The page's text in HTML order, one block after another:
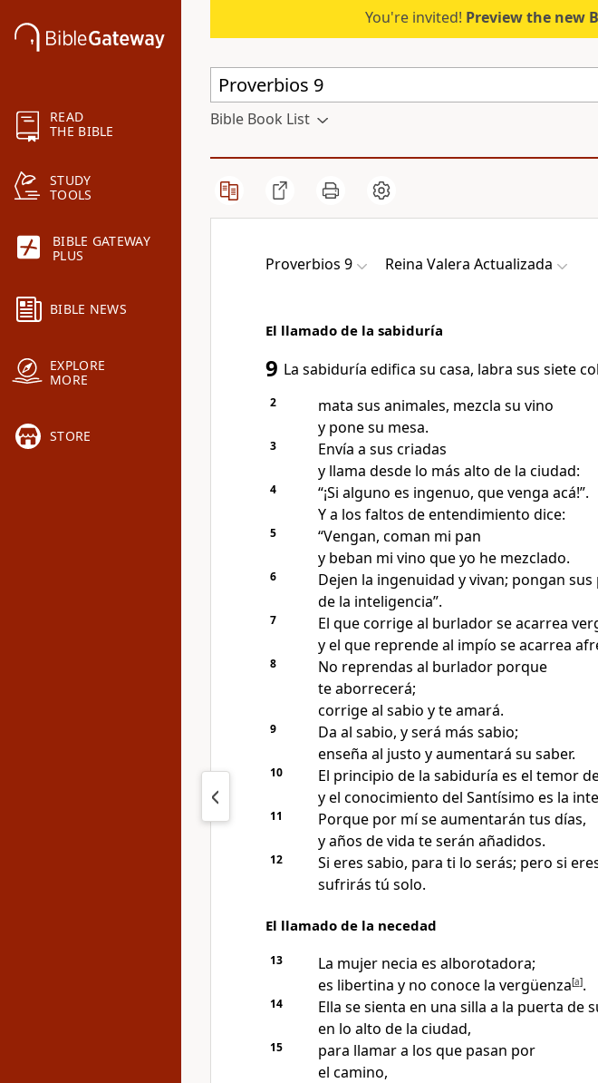
READ
THE BIBLE
STUDY
TOOLS
BIBLE GATEWAY
PLUS
BIBLE NEWS
EXPLORE
MORE
STORE
You're invited! Preview the new
Bible Book List
Proverbios 9 Reina Valera Actualizada
El llamado de la sabiduría
9 La sabiduría edifica su casa, labra sus siete
2
mata sus animales, mezcla su vino
y pone su mesa.
3
Envía a sus criadas
y llama desde lo más alto de la ciudad:
4
“¡Si alguno es ingenuo, que venga acá!”.
Y a los faltos de entendimiento dice:
5
“Vengan, coman mi pan
y beban mi vino que yo he mezclado.
6
Dejen la ingenuidad y vivan; pongan sus
de la inteligencia”.
7
El que corrige al burlador se acarrea
y el que reprende al impío se acarrea
8
No reprendas al burlador porque
te aborrecerá;
corrige al sabio y te amará.
9
Da al sabio, y será más sabio;
enseña al justo y aumentará su saber.
10
El principio de la sabiduría es el temor
y el conocimiento del Santísimo es la
11
Porque por mí se aumentarán tus días,
y años de vida te serán añadidos.
12
Si eres sabio, para ti lo serás; pero si
sufrirás tú solo.
El llamado de la necedad
13
La mujer necia es alborotadora;
es libertina y no conoce la vergüenza[a].
14
Ella se sienta en una silla a la puerta de
en lo alto de la ciudad,
15
para llamar a los que pasan por
el camino,